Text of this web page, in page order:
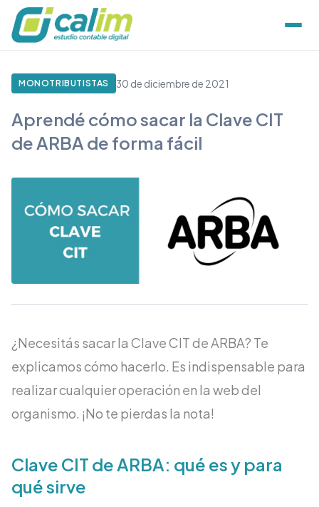
MONOTRIBUTISTAS 30 de diciembre de 2021
Aprendé cómo sacar la Clave CIT
de ARBA de forma fácil
¿Necesitás sacar la Clave CIT de ARBA? Te
explicamos cómo hacerlo. Es indispensable para
realizar cualquier operación en la web del
organismo. ¡No te pierdas la nota!
Clave CIT de ARBA: qué es y para
qué sirve